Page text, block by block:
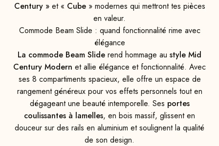
Century »et « Cube» modernes qui mettront tes pièces
en valeur.
Commode Beam Slide : quand fonctionnalité rime avec
élégance
La commode Beam Slide rend hommage au style Mid
Century Modern et allie élégance et fonctionnalité. Avec
ses 8 compartiments spacieux, elle offre un espace de
rangement généreux pour vos effets personnels tout en
dégageant une beauté intemporelle. Ses portes
coulissantes à lamelles, en bois massif, glissent en
douceur sur des rails en aluminium et soulignent la qualité
de son design.